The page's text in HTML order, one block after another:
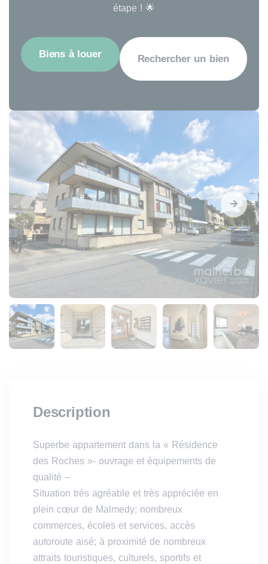
étape ! 🌟
Biens à louer Rechercher un bien
Description
Superbe appartement dans la « Résidence
des Roches »- ouvrage et équipements de
qualité –
Situation très agréable et très appréciée en
plein cœur de Malmedy; nombreux
commerces, écoles et services, accès
autoroute aisé; à proximité de nombreux
attraits touristiques, culturels, sportifs et